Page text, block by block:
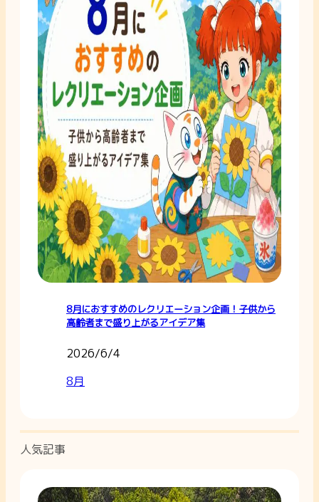
8月におすすめのレクリエーション企画！子供から
高齢者まで盛り上がるアイデア集
2026/6/4
8月
人気記事